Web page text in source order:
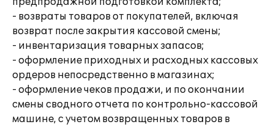
- возвраты товаров от покупателей, включая
возврат после закрытия кассовой смены;
- инвентаризация товарных запасов;
- оформление приходных и расходных кассовых
ордеров непосредственно в магазинах;
- оформление чеков продажи, и по окончании
смены сводного отчета по контрольно-кассовой
машине, с учетом возвращенных товаров в